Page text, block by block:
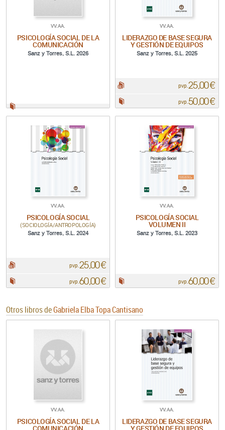
VV.AA.
PSICOLOGÍA SOCIAL DE LA
COMUNICACIÓN
Sanz y Torres, S.L. 2026
VV.AA.
LIDERAZGO DE BASE SEGURA
Y GESTIÓN DE EQUIPOS
Sanz y Torres, S.L. 2025
pvp. 25,00 €
pvp.50,00 €
VV.AA.
PSICOLOGÍA SOCIAL
(SOCIOLOGÍA/ANTROPOLOGÍA)
Sanz y Torres, S.L. 2024
pvp. 25,00 €
pvp.60,00 €
VV.AA.
PSICOLOGÍA SOCIAL
VOLUMEN II
Sanz y Torres, S.L. 2023
pvp.60,00 €
Otros libros deGabriela Elba Topa Cantisano
VV.AA.
PSICOLOGÍA SOCIAL DE LA
COMUNICACIÓN
VV.AA.
LIDERAZGO DE BASE SEGURA
Y GESTIÓN DE EQUIPOS